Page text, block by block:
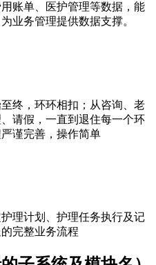
账单、医护管理等数据，能
业务管理提供数据支撑。
终，环环相扣；从咨询、老
请假，一直到退住每一个环
谨完善，操作简单
理计划、护理任务执行及记
完整业务流程